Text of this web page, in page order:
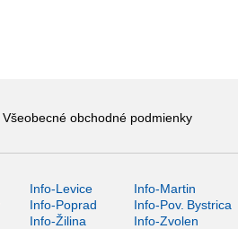
Všeobecné obchodné podmienky
Info-Levice
Info-Martin
Info-Poprad
Info-Pov. Bystrica
Info-Žilina Info-Zvolen